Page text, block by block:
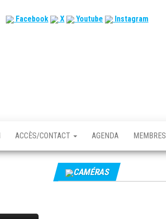
Facebook X Youtube Instagram
ACCÈS/CONTACT AGENDA MEMBRES
CAMÉRAS